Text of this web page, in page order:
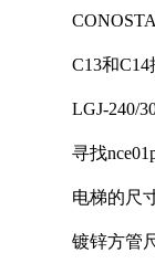
C13和
LGJ-240/
寻找
电梯的尺
镀锌方管